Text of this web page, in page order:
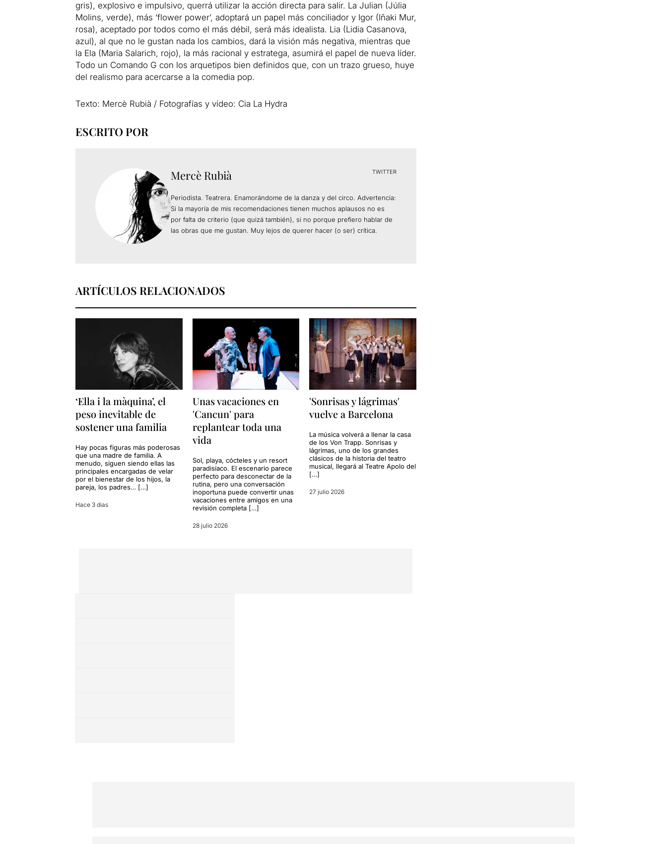
gris), explosivo e impulsivo, querrá utilizar la acción directa para salir. La Julian (Júlia
Molins, verde), más ‘flower power’, adoptará un papel más conciliador y Igor (Iñaki Mur,
rosa), aceptado por todos como el más débil, será más idealista. Lia (Lidia Casanova,
azul), al que no le gustan nada los cambios, dará la visión más negativa, mientras que
la Ela (Maria Salarich, rojo), la más racional y estratega, asumirá el papel de nueva líder.
Todo un Comando G con los arquetipos bien definidos que, con un trazo grueso, huye
del realismo para acercarse a la comedia pop.
Texto: Mercè Rubià / Fotografías y vídeo: Cia La Hydra
ESCRITO POR
Mercè Rubià TWITTER
Periodista. Teatrera. Enamorándome de la danza y del circo. Advertencia:
Si la mayoría de mis recomendaciones tienen muchos aplausos no es
por falta de criterio (que quizá también), si no porque prefiero hablar de
las obras que me gustan. Muy lejos de querer hacer (o ser) crítica.
ARTÍCULOS RELACIONADOS
‘Ella i la màquina’, el
peso inevitable de
sostener una familia
Hay pocas figuras más poderosas
que una madre de familia. A
menudo, siguen siendo ellas las
principales encargadas de velar
por el bienestar de los hijos, la
pareja, los padres… […]
Hace 3 dias
Unas vacaciones en
'Cancun' para
replantear toda una
vida
Sol, playa, cócteles y un resort
paradisíaco. El escenario parece
perfecto para desconectar de la
rutina, pero una conversación
inoportuna puede convertir unas
vacaciones entre amigos en una
revisión completa […]
28 julio 2026
'Sonrisas y lágrimas'
vuelve a Barcelona
La música volverá a llenar la casa
de los Von Trapp. Sonrisas y
lágrimas, uno de los grandes
clásicos de la historia del teatro
musical, llegará al Teatre Apolo del
[…]
27 julio 2026